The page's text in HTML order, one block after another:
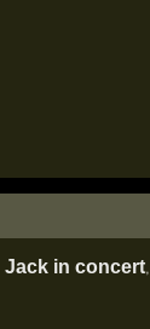
Jack in concert,